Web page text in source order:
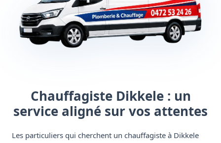
Chauffagiste Dikkele : un
service aligné sur vos attentes
Les particuliers qui cherchent un chauffagiste à Dikkele